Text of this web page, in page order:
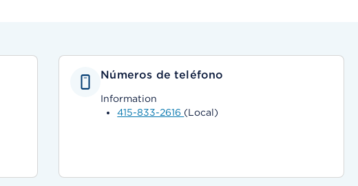
Números de teléfono
Information
415-833-2616 (Local)